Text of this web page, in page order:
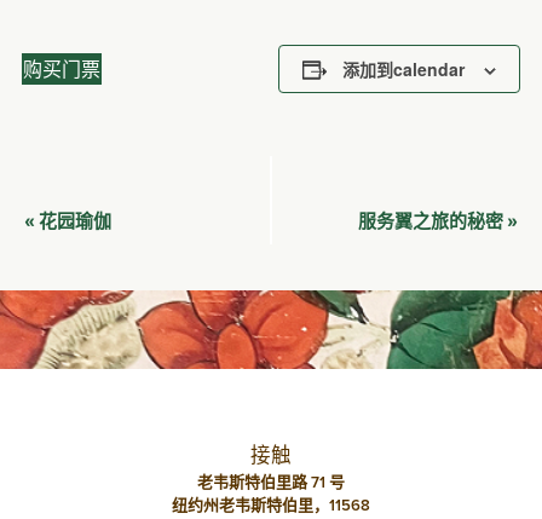
购买门票 添加到calendar
活
导
航
« 花园瑜伽 服务翼之旅的秘密 »
接触
老韦斯特伯里路 71 号
纽约州老韦斯特伯里，11568